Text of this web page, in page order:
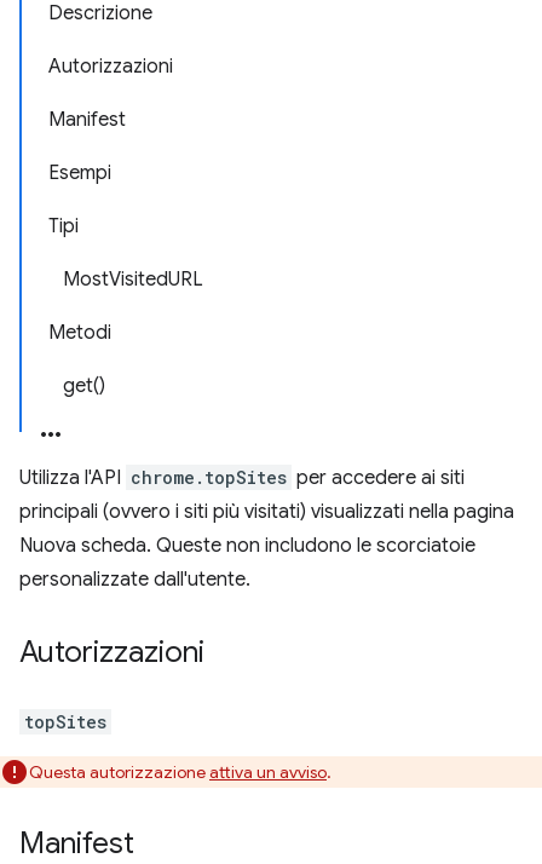
Descrizione
Autorizzazioni
Manifest
Esempi
Tipi
MostVisitedURL
Metodi
get()
Utilizza l'API chrome.topSites per accedere ai siti
principali (ovvero i siti più visitati) visualizzati nella pagina
Nuova scheda. Queste non includono le scorciatoie
personalizzate dall'utente.
Autorizzazioni
topSites
Questa autorizzazioneattiva un avviso.
Manifest